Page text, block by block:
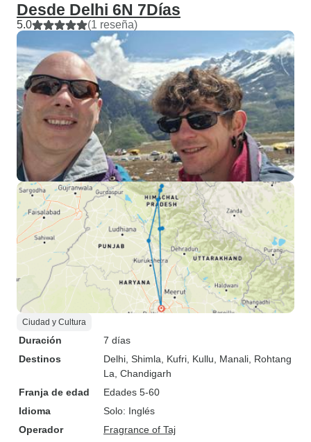
Desde Delhi 6N 7Días
5.0 (1 reseña)
Ciudad y Cultura
Duración
7 días
Destinos
Delhi , Shimla , Kufri , Kullu , Manali , Rohtang
La , Chandigarh
Franja de edad
Edades 5-60
Idioma
Solo: Inglés
Operador
Fragrance of Taj